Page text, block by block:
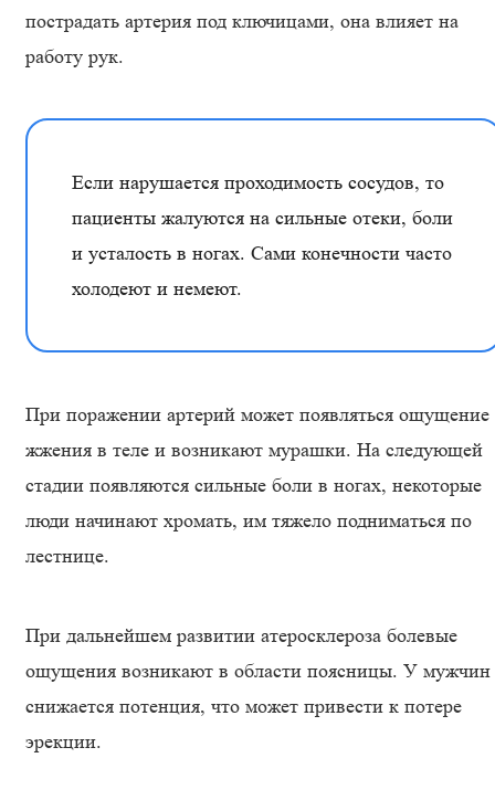
пострадать артерия под ключицами, она влияет на
работу рук.
Если нарушается проходимость сосудов, то
пациенты жалуются на сильные отеки, боли
и усталость в ногах. Сами конечности часто
холодеют и немеют.
При поражении артерий может появляться ощущение
жжения в теле и возникают мурашки. На следующей
стадии появляются сильные боли в ногах, некоторые
люди начинают хромать, им тяжело подниматься по
лестнице.
При дальнейшем развитии атеросклероза болевые
ощущения возникают в области поясницы. У мужчин
снижается потенция, что может привести к потере
эрекции.